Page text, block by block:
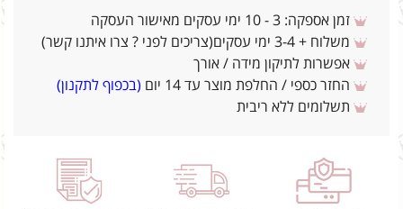
זמן אספקה: 3 - 10 ימי עסקים מאישור העסקה
משלוח + 3-4 ימי עסקים(צריכים לפני ? צרו איתנו קשר)
אפשרות לתיקון מידה / אורך
החזר כספי / החלפת מוצר עד 14 יום
(בכפוף לתקנון)
תשלומים ללא ריבית